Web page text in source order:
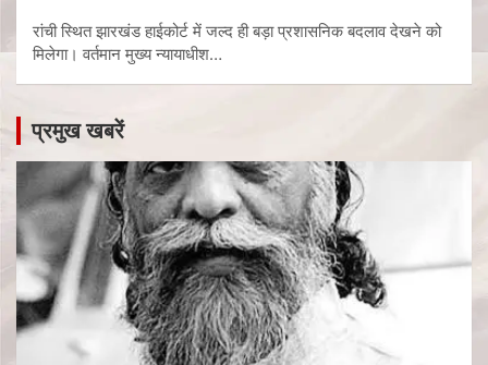
रांची स्थित झारखंड हाईकोर्ट में जल्द ही बड़ा प्रशासनिक बदलाव देखने को
मिलेगा। वर्तमान मुख्य न्यायाधीश…
प्रमुख खबरें